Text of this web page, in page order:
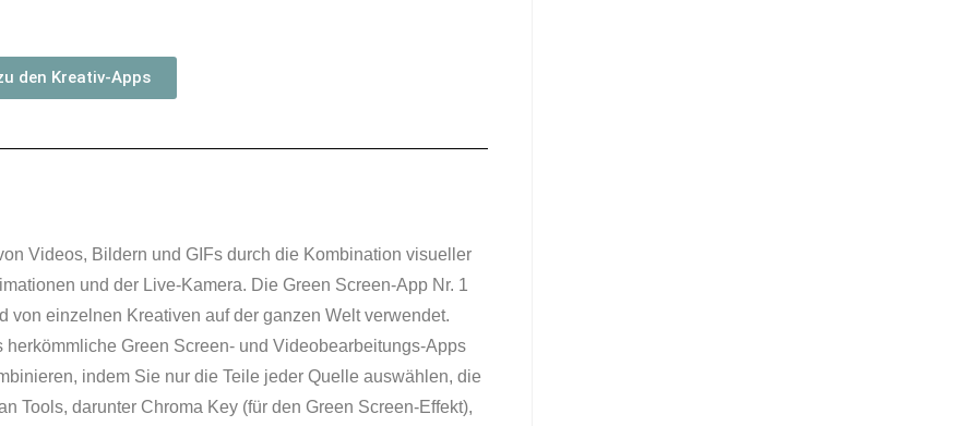
den Kreativ-Apps
Videos, Bildern und GIFs durch die Kombination visueller
und der Live-Kamera. Die Green Screen-App Nr. 1
einzelnen Kreativen auf der ganzen Welt verwendet.
Green Screen- und Videobearbeitungs-Apps
indem Sie nur die Teile jeder Quelle auswählen, die
Tools, darunter Chroma Key (für den Green Screen-Effekt),